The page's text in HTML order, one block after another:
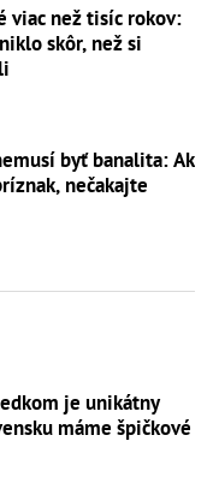
viac než tisíc rokov:
skôr, než si
byť banalita: Ak
nečakajte
je unikátny
máme špičkové